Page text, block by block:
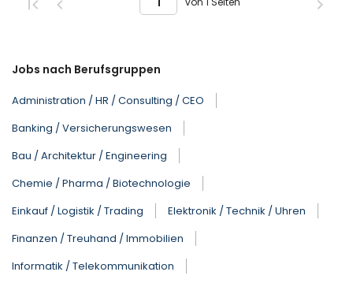
Jobs nach Berufsgruppen
Administration / HR / Consulting / CEO
Banking / Versicherungswesen
Bau / Architektur / Engineering
Chemie / Pharma / Biotechnologie
Einkauf / Logistik / Trading
Elektronik / Technik / Uhren
Finanzen / Treuhand / Immobilien
Informatik / Telekommunikation